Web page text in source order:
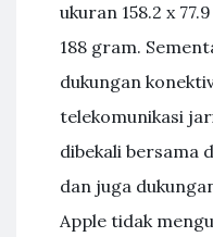
ukuran 158.2 x
188 gram.
dukungan
telekomunikasi
dibekali bersama
dan juga
Apple tidak